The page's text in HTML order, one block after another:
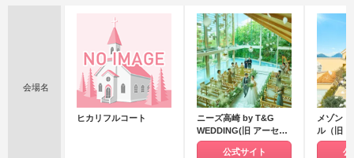
会場名
ヒカリフルコート
ニーズ高崎 by T&G
WEDDING(旧 アーセン
ティア迎賓館 高崎)
公式サイト
メゾン
ル（旧
リアージ
公